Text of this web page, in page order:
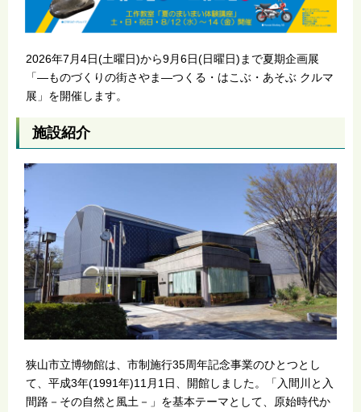
2026年7月4日(土曜日)から9月6日(日曜日)まで夏期企画展
「―ものづくりの街さやま―つくる・はこぶ・あそぶ クルマ
展」を開催します。
施設紹介
狭山市立博物館は、市制施行35周年記念事業のひとつとし
て、平成3年(1991年)11月1日、開館しました。「入間川と入
間路－その自然と風土－」を基本テーマとして、原始時代か